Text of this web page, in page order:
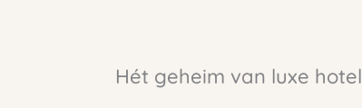
Hét geheim van luxe